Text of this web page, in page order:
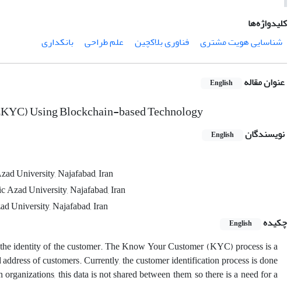
کلیدواژه‌ها
شناسایی هویت مشتری
فناوری بلاکچین علم طراحی بانکداری
عنوان مقاله English
Using Blockchain-based Technology
نویسندگان English
University, Najafabad, Iran
Azad University, Najafabad, Iran
University, Najafabad, Iran
چکیده
English
identity of the customer. The Know Your Customer (KYC) process is a
of customers. Currently, the customer identification process is done
this data is not shared between them, so there is a need for a